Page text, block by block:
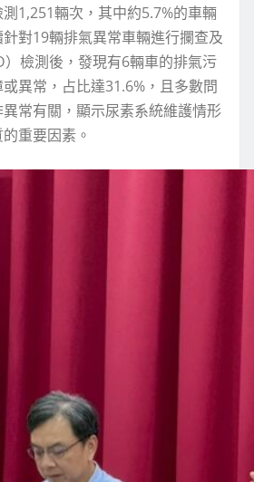
1,251輛次，其中約5.7%的車輛
對19輛排氣異常車輛進行攔查及
）檢測後，發現有6輛車的排氣污
異常，占比達31.6%，且多數問
常有關，顯示尿素系統維護情形
重要因素。